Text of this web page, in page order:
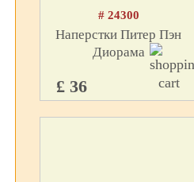
# 24300
Наперстки Питер Пэн
Диорама
£ 36